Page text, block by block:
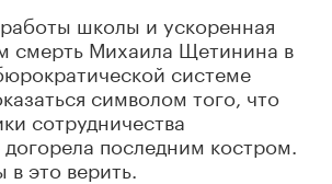
школы и ускоренная
смерть Михаила Щетинина в
системе
символом того, что
сотрудничества
последним костром.
это верить.